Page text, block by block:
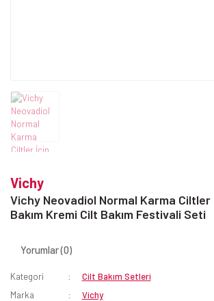
Vichy
Vichy Neovadiol Normal Karma Ciltler
Bakım Kremi Cilt Bakım Festivali Seti
Yorumlar (0)
Kategori
Cilt Bakım Setleri
Marka
Vichy